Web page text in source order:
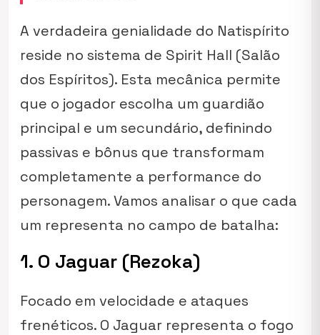
A verdadeira genialidade do Natispírito
reside no sistema de Spirit Hall (Salão
dos Espíritos). Esta mecânica permite
que o jogador escolha um guardião
principal e um secundário, definindo
passivas e bônus que transformam
completamente a performance do
personagem. Vamos analisar o que cada
um representa no campo de batalha:
1. O Jaguar (Rezoka)
Focado em velocidade e ataques
frenéticos. O Jaguar representa o fogo